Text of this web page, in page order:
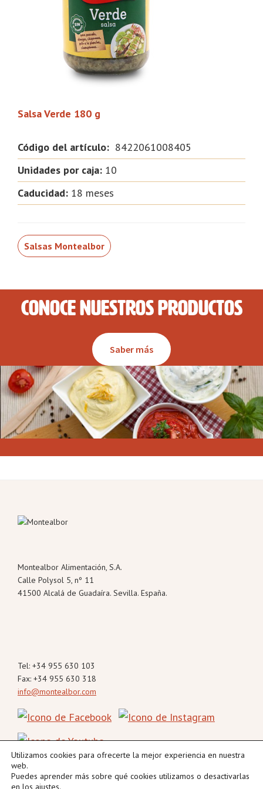
Salsa Verde 180 g
Código del artículo: 8422061008405
Unidades por caja: 10
Caducidad: 18 meses
Salsas Montealbor
Conoce nuestros productos
Saber más
Footer
Montealbor Alimentación, S.A.
Calle Polysol 5, nº 11
41500 Alcalá de Guadaíra. Sevilla. España.
Tel: +34 955 630 103
Fax: +34 955 630 318
info@montealbor.com
Utilizamos cookies para ofrecerte la mejor experiencia en nuestra
web.
Puedes aprender más sobre qué cookies utilizamos o desactivarlas
en los ajustes.